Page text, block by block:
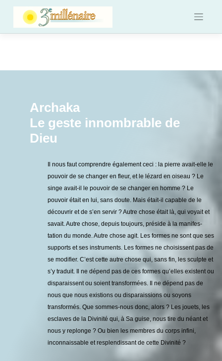
Archaka
Le geste innombrable de
Dieu
Il nous faut comprendre également ceci : la pierre avait-elle le
pouvoir de se changer en fleur, et le lézard en oiseau ? Le
singe avait-il le pouvoir de se changer en homme ? Le
pouvoir était en lui, sans doute. Mais était-il capable de le
découvrir et de s’en servir ? Autre chose était là, qui voyait et
savait. Autre chose, depuis toujours, préside à la manifes­
tation du monde. Autre chose agit. Les formes ne sont que ses
supports et ses instruments. Les formes ne choisissent pas de
se modifier. C’est cette autre chose qui, sans fin, les sculpte et
s’y traduit. Il ne dépend pas de ces formes qu’elles existent ou
dis­paraissent ou soient transformées. Il ne dépend pas de
nous que nous existions ou disparaissions ou soyons
transformés. Que sommes-nous donc, alors ? Les jouets, les
esclaves de la Divinité qui, à Sa guise, nous tire du néant et
nous y replonge ? Ou bien les membres du corps infini,
inconnaissable et resplendissant de cette Divinité ?